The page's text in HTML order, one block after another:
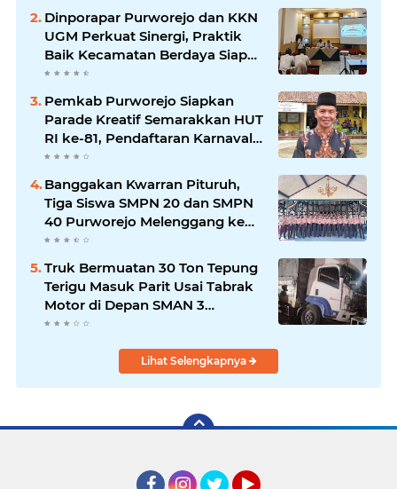
Dinporapar Purworejo dan KKN
UGM Perkuat Sinergi, Praktik
Baik Kecamatan Berdaya Siap
Direplikasi
Pemkab Purworejo Siapkan
Parade Kreatif Semarakkan HUT
RI ke-81, Pendaftaran Karnaval
Resmi Dibuka
Banggakan Kwarran Pituruh,
Tiga Siswa SMPN 20 dan SMPN
40 Purworejo Melenggang ke
Jamnas Cibubur
Truk Bermuatan 30 Ton Tepung
Terigu Masuk Parit Usai Tabrak
Motor di Depan SMAN 3
Purworejo, Satu Orang Tewas
Lihat Selengkapnya